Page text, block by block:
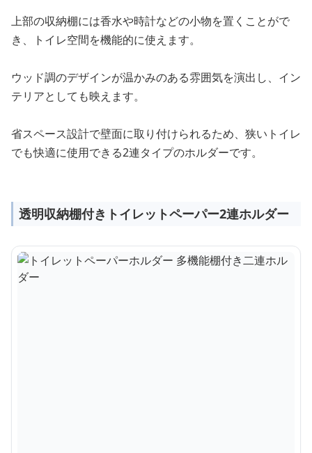
上部の収納棚には香水や時計などの小物を置くことがで
き、トイレ空間を機能的に使えます。
ウッド調のデザインが温かみのある雰囲気を演出し、イン
テリアとしても映えます。
省スペース設計で壁面に取り付けられるため、狭いトイレ
でも快適に使用できる2連タイプのホルダーです。
透明収納棚付きトイレットペーパー2連ホルダー